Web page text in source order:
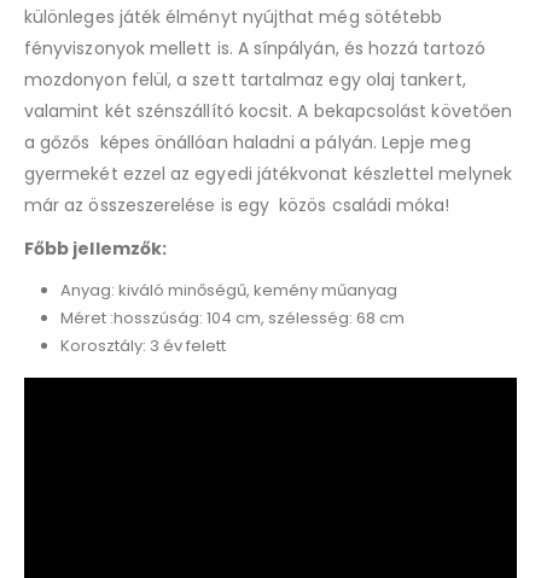
különleges játék élményt nyújthat még sötétebb
fényviszonyok mellett is. A sínpályán, és hozzá tartozó
mozdonyon felül, a szett tartalmaz egy olaj tankert,
valamint két szénszállító kocsit. A bekapcsolást követően
a gőzős képes önállóan haladni a pályán. Lepje meg
gyermekét ezzel az egyedi játékvonat készlettel melynek
már az összeszerelése is egy közös családi móka!
Főbb jellemzők:
Anyag: kiváló minőségű, kemény műanyag
Méret :hosszúság: 104 cm, szélesség: 68 cm
Korosztály: 3 év felett